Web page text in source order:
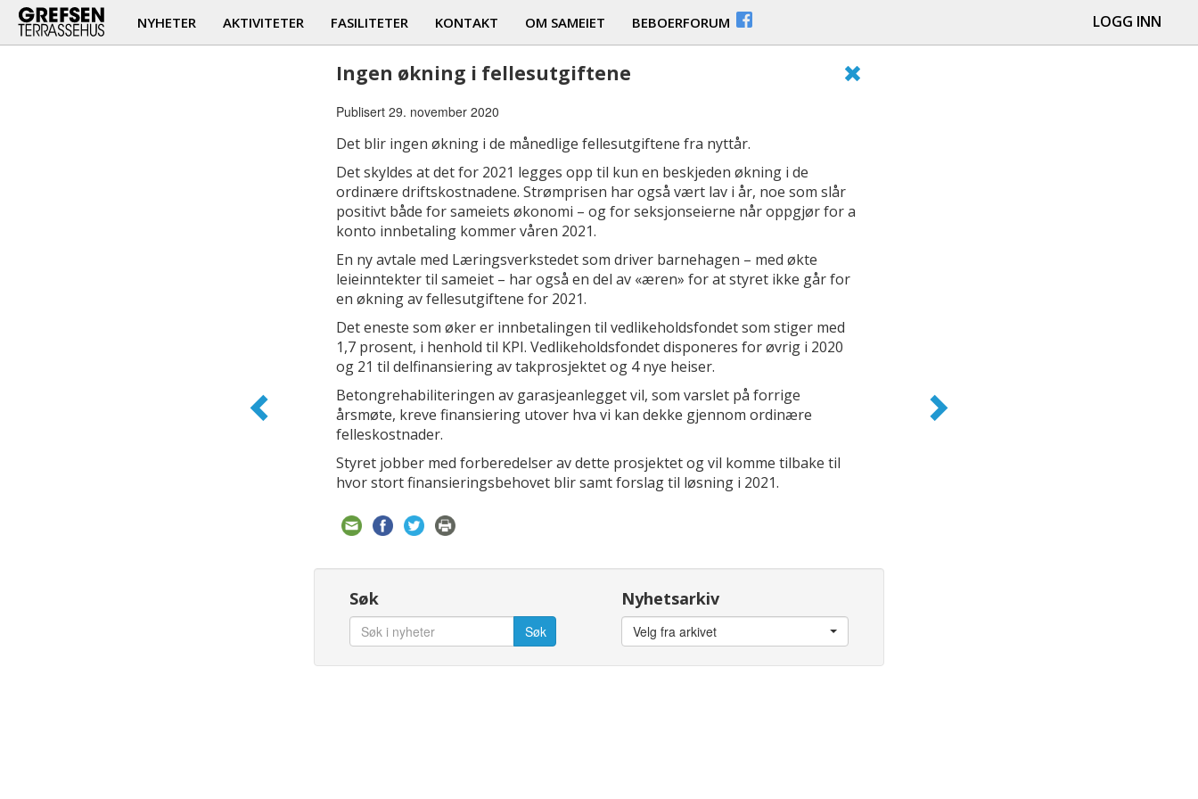
LOGG INN
NYHETER AKTIVITETER FASILITETER KONTAKT OM SAMEIET BEBOERFORUM
Ingen økning i fellesutgiftene
Publisert 29. november 2020
Det blir ingen økning i de månedlige fellesutgiftene fra nyttår.
Det skyldes at det for 2021 legges opp til kun en beskjeden økning i de
ordinære driftskostnadene. Strømprisen har også vært lav i år, noe som slår
positivt både for sameiets økonomi – og for seksjonseierne når oppgjør for a
konto innbetaling kommer våren 2021.
En ny avtale med Læringsverkstedet som driver barnehagen – med økte
leieinntekter til sameiet – har også en del av «æren» for at styret ikke går for
en økning av fellesutgiftene for 2021.
Det eneste som øker er innbetalingen til vedlikeholdsfondet som stiger med
1,7 prosent, i henhold til KPI. Vedlikeholdsfondet disponeres for øvrig i 2020
og 21 til delfinansiering av takprosjektet og 4 nye heiser.
Betongrehabiliteringen av garasjeanlegget vil, som varslet på forrige
årsmøte, kreve finansiering utover hva vi kan dekke gjennom ordinære
felleskostnader.
Styret jobber med forberedelser av dette prosjektet og vil komme tilbake til
hvor stort finansieringsbehovet blir samt forslag til løsning i 2021.
Søk Nyhetsarkiv
Velg fra arkivet